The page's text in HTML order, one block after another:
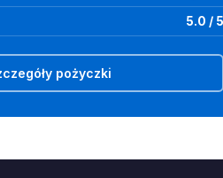
5.0 / 5
pożyczki